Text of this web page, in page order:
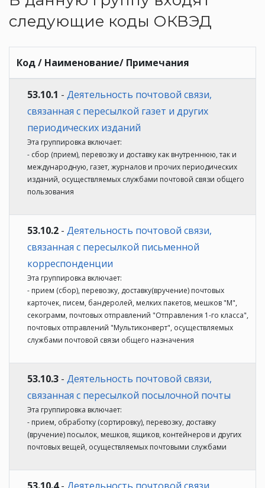
следующие коды ОКВЭД
Код / Наименование/ Примечания
53.10.1 - Деятельность почтовой связи,
связанная с пересылкой газет и других
периодических изданий
Эта группировка включает:
- сбор (прием), перевозку и доставку как внутреннюю, так и
международную, газет, журналов и прочих периодических
изданий, осуществляемых службами почтовой связи общего
пользования
53.10.2 - Деятельность почтовой связи,
связанная с пересылкой письменной
корреспонденции
Эта группировка включает:
- прием (сбор), перевозку, доставку(вручение) почтовых
карточек, писем, бандеролей, мелких пакетов, мешков "М",
секограмм, почтовых отправлений "Отправления 1-го класса",
почтовых отправлений "Мультиконверт", осуществляемых
службами почтовой связи общего назначения
53.10.3 - Деятельность почтовой связи,
связанная с пересылкой посылочной почты
Эта группировка включает:
- прием, обработку (сортировку), перевозку, доставку
(вручение) посылок, мешков, ящиков, контейнеров и других
почтовых вещей, осуществляемых почтовыми службами